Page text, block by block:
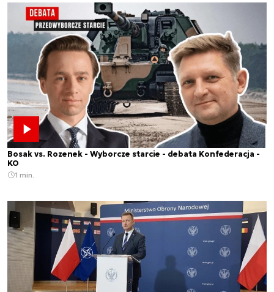
Bosak vs. Rozenek - Wyborcze starcie - debata Konfederacja -
KO
1 min.